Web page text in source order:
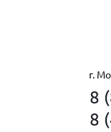
г.
8
8